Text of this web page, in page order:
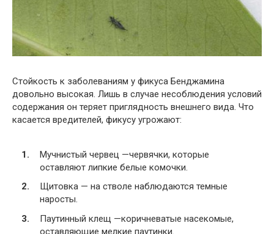
Стойкость к заболеваниям у фикуса Бенджамина
довольно высокая. Лишь в случае несоблюдения условий
содержания он теряет приглядность внешнего вида. Что
касается вредителей, фикусу угрожают:
Мучнистый червец —червячки, которые
оставляют липкие белые комочки.
Щитовка — на стволе наблюдаются темные
наросты.
Паутинный клещ —коричневатые насекомые,
оставляющие мелкие паутинки.